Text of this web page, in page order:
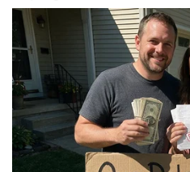
Bất động sản
Khởi nghiệp